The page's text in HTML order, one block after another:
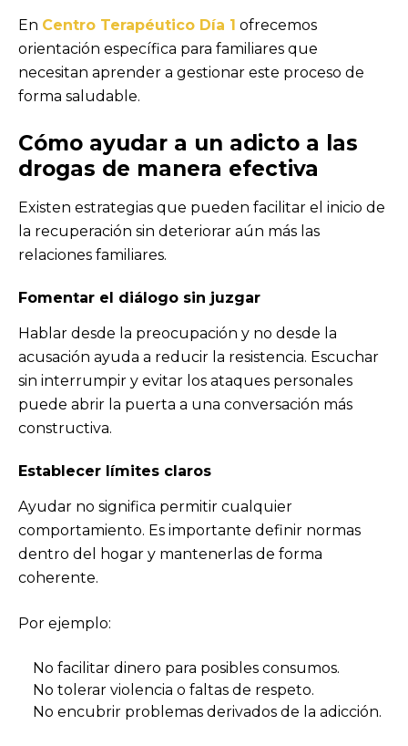
En Centro Terapéutico Día 1 ofrecemos
orientación específica para familiares que
necesitan aprender a gestionar este proceso de
forma saludable.
Cómo ayudar a un adicto a las
drogas de manera efectiva
Existen estrategias que pueden facilitar el inicio de
la recuperación sin deteriorar aún más las
relaciones familiares.
Fomentar el diálogo sin juzgar
Hablar desde la preocupación y no desde la
acusación ayuda a reducir la resistencia. Escuchar
sin interrumpir y evitar los ataques personales
puede abrir la puerta a una conversación más
constructiva.
Establecer límites claros
Ayudar no significa permitir cualquier
comportamiento. Es importante definir normas
dentro del hogar y mantenerlas de forma
coherente.
Por ejemplo:
No facilitar dinero para posibles consumos.
No tolerar violencia o faltas de respeto.
No encubrir problemas derivados de la adicción.